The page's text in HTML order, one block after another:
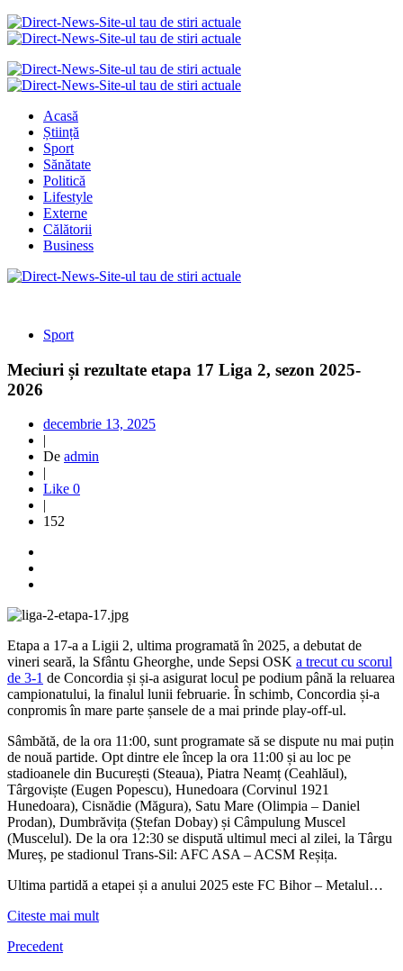
Acasă
Știință
Sport
Sănătate
Politică
Lifestyle
Externe
Călătorii
Business
Sport
Meciuri și rezultate etapa 17 Liga 2, sezon 2025-
2026
decembrie 13, 2025
|
De admin
|
Like 0
|
152
Etapa a 17-a a Ligii 2, ultima programată în 2025, a debutat de
vineri seară, la Sfântu Gheorghe, unde Sepsi OSK a trecut cu scorul
de 3-1 de Concordia și și-a asigurat locul pe podium până la reluarea
campionatului, la finalul lunii februarie. În schimb, Concordia și-a
conpromis în mare parte șansele de a mai prinde play-off-ul.
Sâmbătă, de la ora 11:00, sunt programate să se dispute nu mai puțin
de nouă partide. Opt dintre eleîncep la ora 11:00 și au loc pe
stadioanele din București (Steaua), Piatra Neamț (Ceahlăul),
Târgoviște (Eugen Popescu), Hunedoara (Corvinul 1921
Hunedoara), Cisnădie (Măgura), Satu Mare (Olimpia – Daniel
Prodan), Dumbrăvița (Ștefan Dobay) și Câmpulung Muscel
(Muscelul). De la ora 12:30 se dispută ultimul meci al zilei, la Târgu
Mureș, pe stadionul Trans-Sil: AFC ASA – ACSM Reșița.
Ultima partidă a etapei și a anului 2025 este FC Bihor – Metalul…
Citeste mai mult
Precedent